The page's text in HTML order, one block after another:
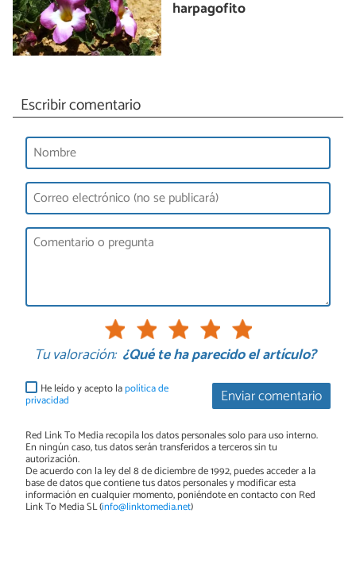
harpagofito
Escribir comentario
Tu valoración: ¿Qué te ha parecido el artículo?
Enviar comentario
He leído y acepto lapolítica de
privacidad
Red Link To Media recopila los datos personales solo para uso interno.
En ningún caso, tus datos serán transferidos a terceros sin tu
autorización.
De acuerdo con la ley del 8 de diciembre de 1992, puedes acceder a la
base de datos que contiene tus datos personales y modificar esta
información en cualquier momento, poniéndote en contacto con Red
Link To Media SL (info@linktomedia.net)